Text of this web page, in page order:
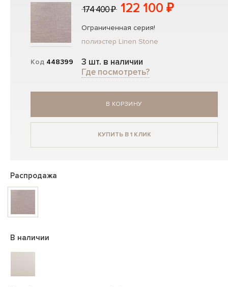
Код 448399
174 400 ₽ 122 100 ₽
Ограниченная серия!
полиэстер Linen Stone
3 шт. в наличии
Где посмотреть?
В КОРЗИНУ
КУПИТЬ В 1 КЛИК
Распродажа
В наличии